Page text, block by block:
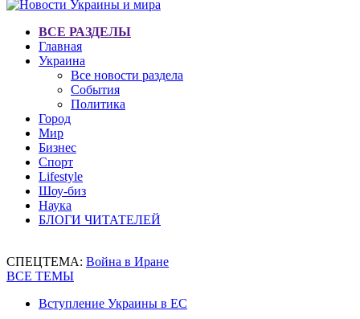
ВСЕ РАЗДЕЛЫ
Главная
Украина
Все новости раздела
События
Политика
Город
Мир
Бизнес
Спорт
Lifestyle
Шоу-биз
Наука
БЛОГИ ЧИТАТЕЛЕЙ
СПЕЦТЕМА: Война в Иране
ВСЕ ТЕМЫ
Вступление Украины в ЕС